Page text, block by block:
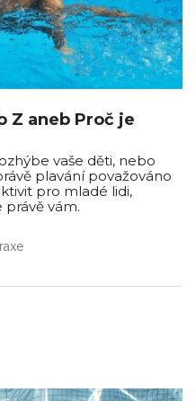
Z aneb Proč je
vaše děti, nebo
plavání považováno
pro mladé lidi,
právě vám.